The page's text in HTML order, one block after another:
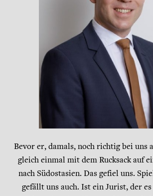
Bevor er, damals, noch richtig bei uns
gleich einmal mit dem Rucksack auf
nach Südostasien. Das gefiel uns.
gefällt uns auch. Ist ein Jurist, der